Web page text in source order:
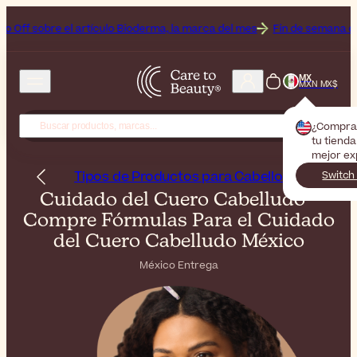
Bioderma, la marca del mes Fin de semana de belleza: hasta
MX
MXN MX$
tu
mejor
Tipos de Productos para Cabello
Cuidado del Cuero Cabelludo -
Compre Fórmulas Para el Cuidado
del Cuero Cabelludo México
México Entrega